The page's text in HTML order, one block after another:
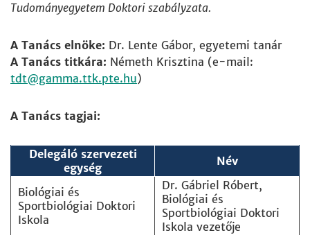
Tudományegyetem Doktori szabályzata.
A Tanács elnöke: Dr. Lente Gábor, egyetemi tanár
A Tanács titkára: Németh Krisztina (e-mail:
tdt
)
A Tanács tagjai:
Delegáló szervezeti
egység
Név
Biológiai és
Sportbiológiai Doktori
Iskola
Dr. Gábriel Róbert,
Biológiai és
Sportbiológiai Doktori
Iskola vezetője